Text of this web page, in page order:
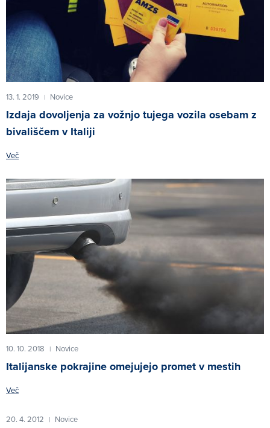
13. 1. 2019 | Novice
Izdaja dovoljenja za vožnjo tujega vozila osebam z
bivališčem v Italiji
Več
10. 10. 2018 | Novice
Italijanske pokrajine omejujejo promet v mestih
Več
20. 4. 2012 | Novice